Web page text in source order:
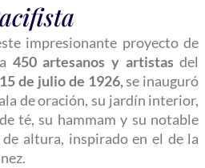
impresionante proyecto de
450 artesanos y artistasdel
15 de julio de 1926,se inauguró
de oración, su jardín interior,
té, su hammam y su notable
altura, inspirado en el de la